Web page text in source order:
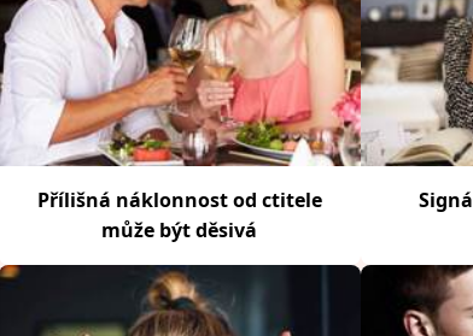
Přílišná náklonnost od ctitele
může být děsivá